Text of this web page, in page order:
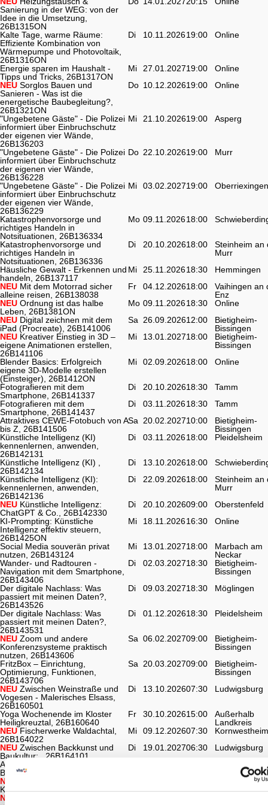
Sanierung in der WEG: von der
Idee in die Umsetzung,
26B1315ON
Kalte Tage, warme Räume:
Effiziente Kombination von
Wärmepumpe und Photovoltaik,
26B1316ON
Di 10.11.202619:00 Online
Energie sparen im Haushalt -
Tipps und Tricks, 26B1317ON
Mi 27.01.202719:00
Online
NEU Sorglos Bauen und
Sanieren - Was ist die
energetische Baubegleitung?,
26B1321ON
Do 10.12.202619:00 Online
"Ungebetene Gäste" - Die Polizei
informiert über Einbruchschutz
der eigenen vier Wände,
26B136203
Mi 21.10.202619:00 Asperg
"Ungebetene Gäste" - Die Polizei
informiert über Einbruchschutz
der eigenen vier Wände,
26B136228
Do 22.10.202619:00 Murr
"Ungebetene Gäste" - Die Polizei
informiert über Einbruchschutz
der eigenen vier Wände,
26B136229
Mi 03.02.202719:00 Oberriexingen
Katastrophenvorsorge und
richtiges Handeln in
Notsituationen, 26B136334
Mo 09.11.202618:00
Katastrophenvorsorge und
richtiges Handeln in
Notsituationen, 26B136336
Di 20.10.202618:00
Steinheim an
Murr
Häusliche Gewalt - Erkennen und
handeln, 26B137117
Mi 25.11.202618:30
Hemmingen
NEU Mit dem Motorrad sicher
alleine reisen, 26B138038
Fr 04.12.202618:00
Vaihingen an
Enz
NEU Ordnung ist das halbe
Leben, 26B1381ON
Mo 09.11.202618:30
Online
NEU Digital zeichnen mit dem
iPad (Procreate), 26B141006
Sa 26.09.202612:00
Bietigheim-
Bissingen
NEU Kreativer Einstieg in 3D –
eigene Animationen erstellen,
26B141106
Mi 13.01.202718:00
Bietigheim-
Bissingen
Blender Basics: Erfolgreich
eigene 3D-Modelle erstellen
(Einsteiger), 26B1412ON
Mi 02.09.202618:00 Online
Fotografieren mit dem
Smartphone, 26B141337
Di 20.10.202618:30
Tamm
Fotografieren mit dem
Smartphone, 26B141437
Di 03.11.202618:30
Tamm
Attraktives CEWE-Fotobuch von A
bis Z, 26B141506
Sa 20.02.202710:00
Bietigheim-
Bissingen
Künstliche Intelligenz (KI)
kennenlernen, anwenden,
26B142131
Di 03.11.202618:00 Pleidelsheim
Künstliche Intelligenz (KI) ,
26B142134
Di 13.10.202618:00
Künstliche Intelligenz (KI):
kennenlernen, anwenden,
26B142136
Di 22.09.202618:00
Steinheim an
Murr
NEU Künstliche Intelligenz:
ChatGPT & Co., 26B142330
Di 20.10.202609:00
Oberstenfeld
KI-Prompting: Künstliche
Intelligenz effektiv steuern,
26B1425ON
Mi 18.11.202616:30 Online
Social Media souverän privat
nutzen, 26B143124
Mi 13.01.202718:00
Marbach am
Neckar
Wander- und Radtouren -
Navigation mit dem Smartphone,
26B143406
Di 02.03.202718:30
Bietigheim-
Bissingen
Der digitale Nachlass: Was
passiert mit meinen Daten?,
26B143526
Di 09.03.202718:30 Möglingen
Der digitale Nachlass: Was
passiert mit meinen Daten?,
26B143531
Di 01.12.202618:30 Pleidelsheim
NEU Zoom und andere
Konferenzsysteme praktisch
nutzen, 26B143606
Sa 06.02.202709:00
Bietigheim-
Bissingen
FritzBox – Einrichtung,
Optimierung, Funktionen,
26B143706
Sa 20.03.202709:00
Bietigheim-
Bissingen
NEU Zwischen Weinstraße und
Vogesen - Malerisches Elsass,
26B160501
Di 13.10.202607:30 Ludwigsburg
Yoga Wochenende im Kloster
Heiligkreuztal, 26B160640
Fr 30.10.202615:00
Außerhalb
Landkreis
NEUFischerwerke Waldachtal,
26B164022
Mi 09.12.202607:30
Kornwestheim
NEU Zwischen Backkunst und
Baukultur: , 26B164101
Di 19.01.202706:30
Ludwigsburg
Amazon Logistik Frankenthal und
Bad Dürkheim, 26B164201B
Ludwigsburg
NEU
Karlsruhe, 26B165001
Ludwigsburg
NEU